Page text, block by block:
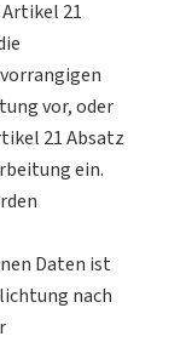
21
vor, oder
21 Absatz
ein.
Daten ist
nach